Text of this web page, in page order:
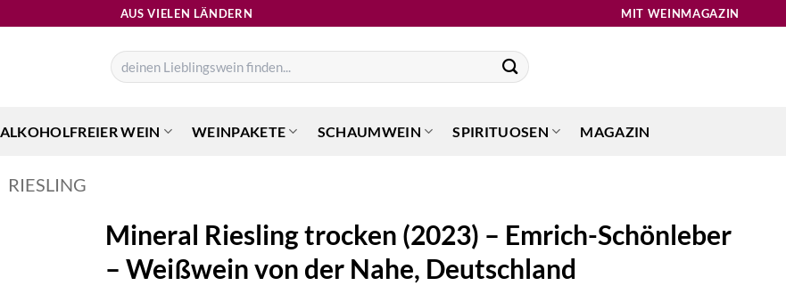
AUS VIELEN LÄNDERN MIT WEINMAGAZIN
Suchen
nach:
ALKOHOLFREIER WEIN WEINPAKETE SCHAUMWEIN SPIRITUOSEN MAGAZIN
RIESLING
Mineral Riesling trocken (2023) – Emrich-Schönleber
– Weißwein von der Nahe, Deutschland